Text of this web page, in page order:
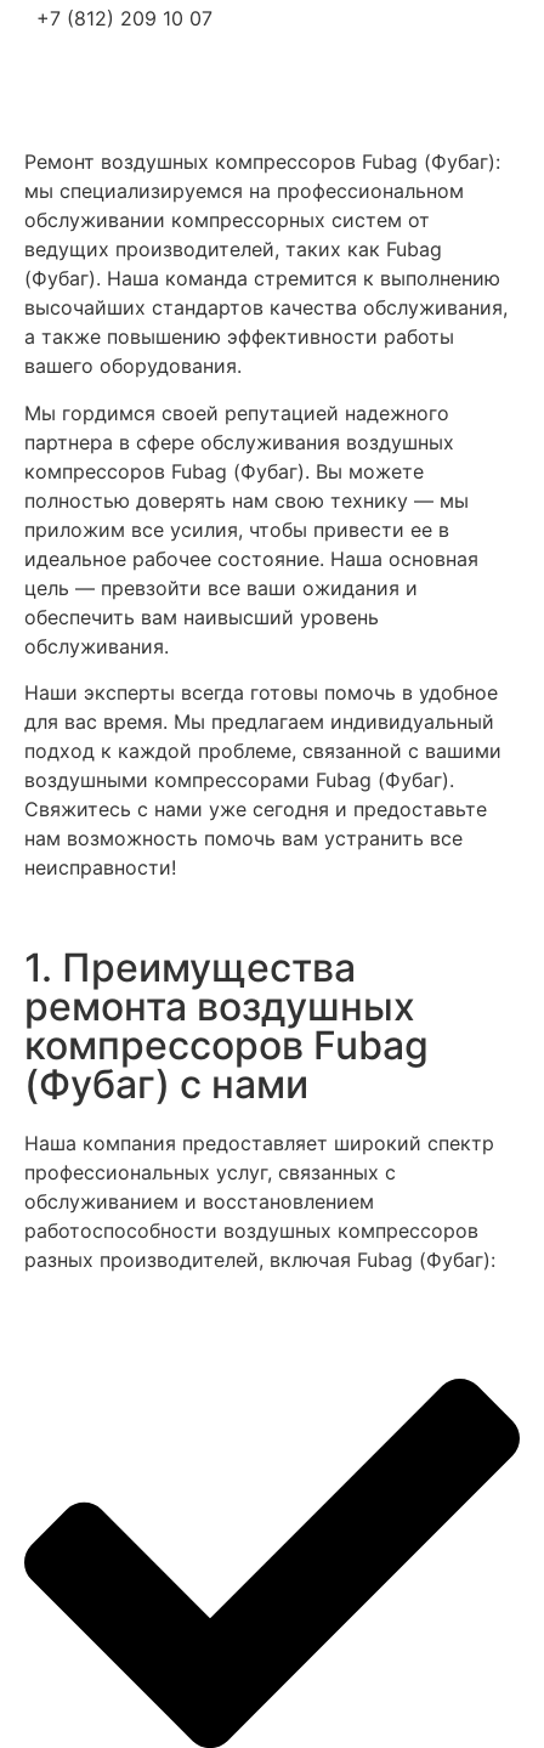
+7 (812) 209 10 07
Ремонт воздушных компрессоров Fubag (Фубаг):
мы специализируемся на профессиональном
обслуживании компрессорных систем от
ведущих производителей, таких как Fubag
(Фубаг). Наша команда стремится к выполнению
высочайших стандартов качества обслуживания,
а также повышению эффективности работы
вашего оборудования.
Мы гордимся своей репутацией надежного
партнера в сфере обслуживания воздушных
компрессоров Fubag (Фубаг). Вы можете
полностью доверять нам свою технику — мы
приложим все усилия, чтобы привести ее в
идеальное рабочее состояние. Наша основная
цель — превзойти все ваши ожидания и
обеспечить вам наивысший уровень
обслуживания.
Наши эксперты всегда готовы помочь в удобное
для вас время. Мы предлагаем индивидуальный
подход к каждой проблеме, связанной с вашими
воздушными компрессорами Fubag (Фубаг).
Свяжитесь с нами уже сегодня и предоставьте
нам возможность помочь вам устранить все
неисправности!
1. Преимущества
ремонта воздушных
компрессоров Fubag
(Фубаг) с нами
Наша компания предоставляет широкий спектр
профессиональных услуг, связанных с
обслуживанием и восстановлением
работоспособности воздушных компрессоров
разных производителей, включая Fubag (Фубаг):